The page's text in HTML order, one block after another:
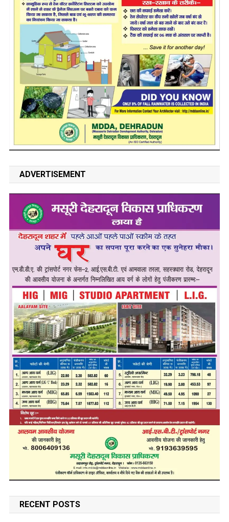
ADVERTISEMENT
RECENT POSTS